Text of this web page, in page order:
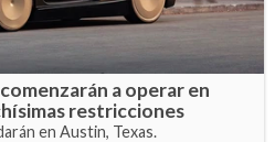
a operar en
restricciones
en Austin, Texas.